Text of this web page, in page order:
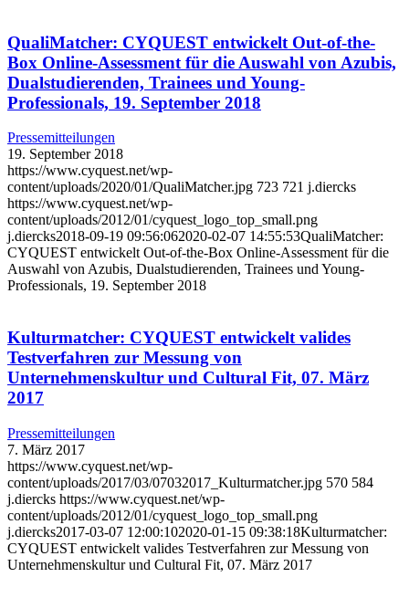
QualiMatcher: CYQUEST entwickelt Out-of-the-
Box Online-Assessment für die Auswahl von Azubis,
Dualstudierenden, Trainees und Young-
Professionals, 19. September 2018
Pressemitteilungen
19. September 2018
https://www.cyquest.net/wp-
content/uploads/2020/01/QualiMatcher.jpg 723 721 j.diercks
https://www.cyquest.net/wp-
content/uploads/2012/01/cyquest_logo_top_small.png
j.diercks2018-09-19 09:56:062020-02-07 14:55:53QualiMatcher:
CYQUEST entwickelt Out-of-the-Box Online-Assessment für die
Auswahl von Azubis, Dualstudierenden, Trainees und Young-
Professionals, 19. September 2018
Kulturmatcher: CYQUEST entwickelt valides
Testverfahren zur Messung von
Unternehmenskultur und Cultural Fit, 07. März
2017
Pressemitteilungen
7. März 2017
https://www.cyquest.net/wp-
content/uploads/2017/03/07032017_Kulturmatcher.jpg 570 584
j.diercks https://www.cyquest.net/wp-
content/uploads/2012/01/cyquest_logo_top_small.png
j.diercks2017-03-07 12:00:102020-01-15 09:38:18Kulturmatcher:
CYQUEST entwickelt valides Testverfahren zur Messung von
Unternehmenskultur und Cultural Fit, 07. März 2017